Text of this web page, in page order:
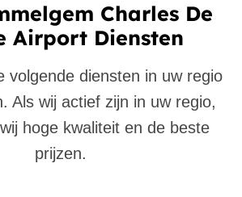
Charles De
Airport Diensten
volgende diensten in uw regio
Als wij actief zijn in uw regio,
hoge kwaliteit en de beste
prijzen.